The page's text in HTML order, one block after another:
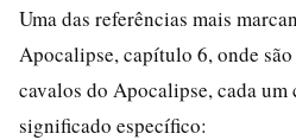
Uma das referências mais
Apocalipse, capítulo 6, onde
cavalos do Apocalipse, cada
significado específico: